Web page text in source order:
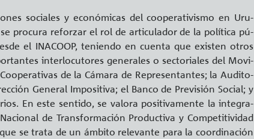
so­cia­les y eco­nó­mi­cas del coope­ra­ti­vis­mo en Uru­
se pro­cu­ra re­for­zar el rol de ar­ti­cu­la­dor de la po­lí­ti­ca pú­
el INACOOP, te­nien­do en cuen­ta que exis­ten otros
in­ter­lo­cu­to­res ge­ne­ra­les o sec­to­ria­les del Mo­vi­
de la Cá­ma­ra de Re­pre­sen­tan­tes; la Au­di­to­
Ge­ne­ral Im­po­si­ti­va; el Banco de Pre­vi­sión So­cial; y
En este sen­ti­do, se va­lo­ra po­si­ti­va­men­te la in­te­gra­
de Trans­for­ma­ción Pro­duc­ti­va y Com­pe­ti­ti­vi­dad
se trata de un ám­bi­to re­le­van­te para la coor­di­na­ción